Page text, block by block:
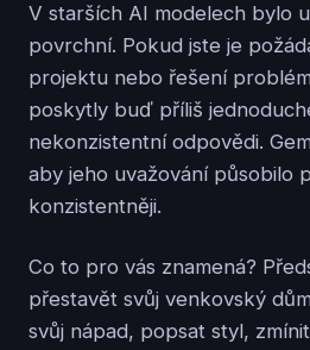
V starších AI modelech bylo
povrchní. Pokud jste je
projektu nebo řešení
poskytly buď příliš
nekonzistentní odpovědi.
aby jeho uvažování působilo
konzistentněji.
Co to pro vás znamená?
přestavět svůj venkovský
svůj nápad, popsat styl,